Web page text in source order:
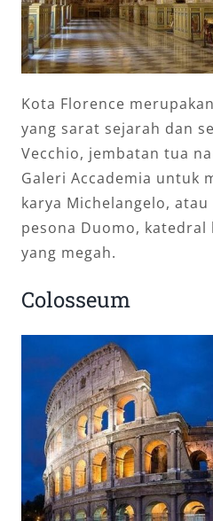
Kota Florence
yang sarat sejarah dan
Vecchio, jembatan tua
Galeri Accademia untuk
karya Michelangelo,
pesona Duomo, katedral
yang megah.
Colosseum